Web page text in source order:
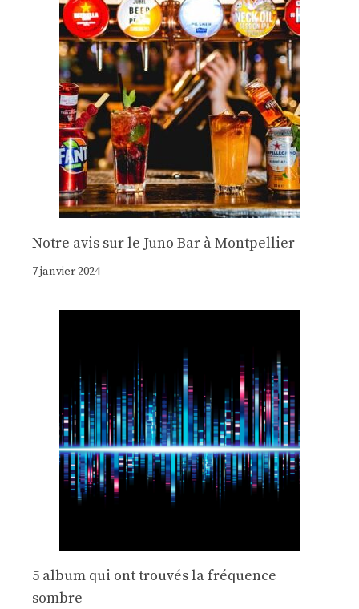
Notre avis sur le Juno Bar à Montpellier
7 janvier 2024
5 album qui ont trouvés la fréquence
sombre